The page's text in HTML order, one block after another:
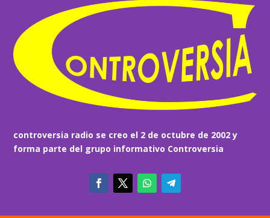
controversia radio se creo el 2 de octubre de 2002 y
forma parte del grupo informativo Controversia